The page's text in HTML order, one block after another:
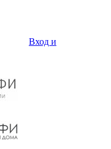
Вход и